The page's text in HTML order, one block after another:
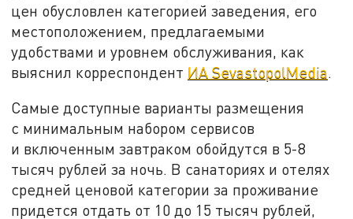
цен обусловлен категорией заведения, его
местоположением, предлагаемыми
удобствами и уровнем обслуживания, как
выяснил корреспондент ИА SevastopolMedia.
Самые доступные варианты размещения
с минимальным набором сервисов
и включенным завтраком обойдутся в 5-8
тысяч рублей за ночь. В санаториях и отелях
средней ценовой категории за проживание
придется отдать от 10 до 15 тысяч рублей,